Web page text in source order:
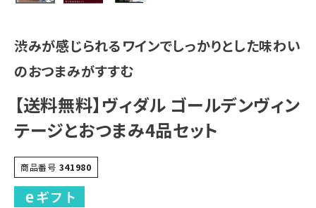
渋みが感じられるワインでしっかりとした味わい
のおつまみがすすむ
【送料無料】ヴィダル ゴールデンヴィン
テージとおつまみ4品セット
商品番号 341980